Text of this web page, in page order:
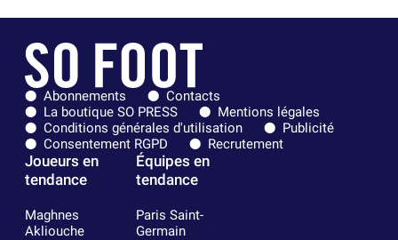
Abonnements
Contacts
La boutique SO PRESS
Mentions légales
Conditions générales d'utilisation
Publicité
Consentement RGPD
Recrutement
Joueurs en
tendance
Maghnes
Akliouche
Équipes en
tendance
Paris Saint-
Germain